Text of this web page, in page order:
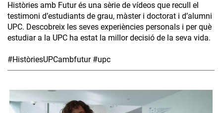
Històries amb Futur és una sèrie de vídeos que recull el
testimoni d’estudiants de grau, màster i doctorat i d’alumni
UPC. Descobreix les seves experiències personals i per què
estudiar a la UPC ha estat la millor decisió de la seva vida.
#HistòriesUPCambfutur #upc